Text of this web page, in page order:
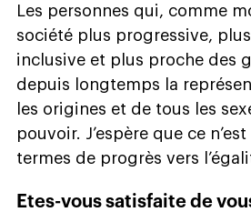
Les personnes qui, comme
société plus progressive,
inclusive et plus proche des
depuis longtemps la
les origines et de tous les
pouvoir. J’espère que ce
termes de progrès vers
Etes-vous satisfaite de